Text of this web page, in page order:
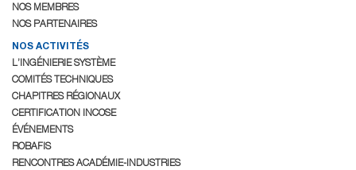
NOS MEMBRES
NOS PARTENAIRES
NOS ACTIVITÉS
L’INGÉNIERIE SYSTÈME
COMITÉS TECHNIQUES
CHAPITRES RÉGIONAUX
CERTIFICATION INCOSE
ÉVÉNEMENTS
ROBAFIS
RENCONTRES ACADÉMIE-INDUSTRIES